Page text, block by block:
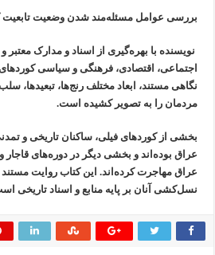
بررسی عوامل مسئله‌مند شدن وضعیت تابعیت
نویسنده با بهره‌گیری از اسناد و مدارک
اجتماعی، اقتصادی، فرهنگی و سیاسی
نگاهی مستند، ابعاد مختلف رنج‌ها، تبعیدها،
مردمان را به تصویر کشیده است.
بخشی از کوردهای فیلی، ساکنان تاریخی و
عراق بوده‌اند و بخشی دیگر در دوره‌های قاجار
عراق مهاجرت کرده‌اند. این کتاب روایت مستند
نسل‌کشی آنان بر پایه منابع و اسناد تاریخی